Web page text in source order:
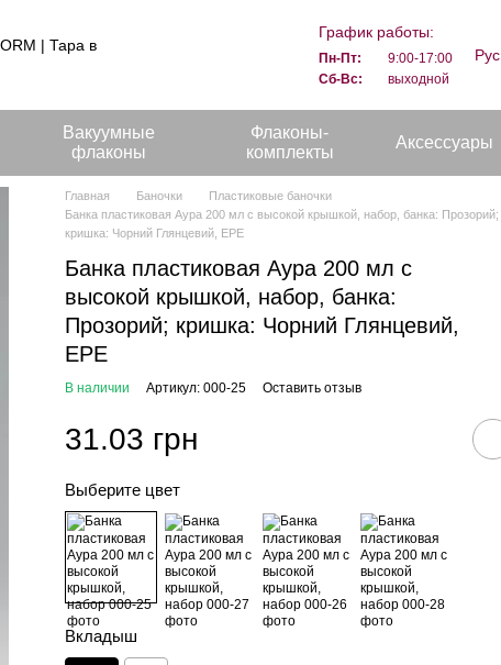
График работы:
Пн-Пт:
9:00-17:00
Сб-Вс:
выходной
Рус
Вакуумные
флаконы
Флаконы-
комплекты
Аксессуары
Главная Баночки
Пластиковые баночки
Банка пластиковая Аура 200 мл с высокой крышкой, набор, банка: Прозорий;
кришка: Чорний Глянцевий, EPE
Банка пластиковая Аура 200 мл с
высокой крышкой, набор, банка:
Прозорий; кришка: Чорний Глянцевий,
EPE
В наличии Артикул: 000-25 Оставить отзыв
31.03 грн
Выберите цвет
Вкладыш